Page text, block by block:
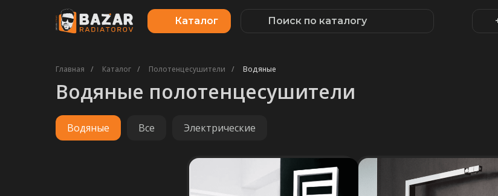
Каталог Поиск по каталогу
Главная / Каталог / Полотенцесушители / Водяные
Водяные полотенцесушители
Водяные Все Электрические